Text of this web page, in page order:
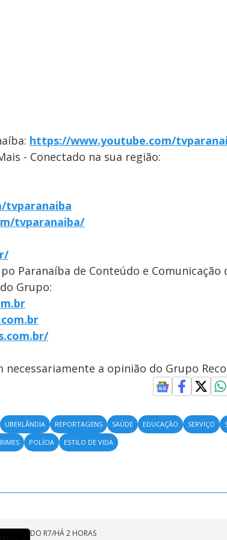
https://www.youtube.com/
- Conectado na sua região:
tvparanaiba
tvparanaiba/
Paranaíba de Conteúdo e Comunicação
Grupo:
a opinião do Grupo
UBERLÂNDIA REPORTAGENS SAÚDE EDUCAÇÃO SERVIÇO
POLÍCIA ESTILO DE VIDA
DO R7/HÁ 2 HORAS